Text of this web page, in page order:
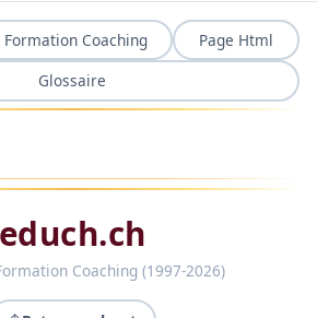
Formation Coaching
Page Html
Glossaire
educh.ch
Coaching (1997-2026)